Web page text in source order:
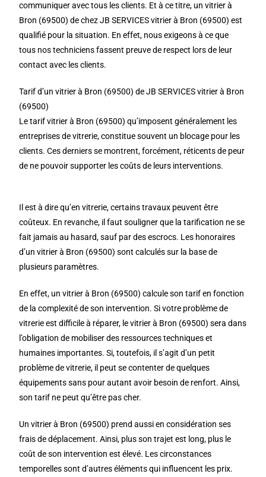
communiquer avec tous les clients. Et à ce titre, un vitrier à
Bron (69500) de chez JB SERVICES vitrier à Bron (69500) est
qualifié pour la situation. En effet, nous exigeons à ce que
tous nos techniciens fassent preuve de respect lors de leur
contact avec les clients.
Tarif d’un vitrier à Bron (69500) de JB SERVICES vitrier à Bron
(69500)
Le tarif vitrier à Bron (69500) qu’imposent généralement les
entreprises de vitrerie, constitue souvent un blocage pour les
clients. Ces derniers se montrent, forcément, réticents de peur
de ne pouvoir supporter les coûts de leurs interventions.
Il est à dire qu’en vitrerie, certains travaux peuvent être
coûteux. En revanche, il faut souligner que la tarification ne se
fait jamais au hasard, sauf par des escrocs. Les honoraires
d’un vitrier à Bron (69500) sont calculés sur la base de
plusieurs paramètres.
En effet, un vitrier à Bron (69500) calcule son tarif en fonction
de la complexité de son intervention. Si votre problème de
vitrerie est difficile à réparer, le vitrier à Bron (69500) sera dans
l’obligation de mobiliser des ressources techniques et
humaines importantes. Si, toutefois, il s’agit d’un petit
problème de vitrerie, il peut se contenter de quelques
équipements sans pour autant avoir besoin de renfort. Ainsi,
son tarif ne peut qu’être pas cher.
Un vitrier à Bron (69500) prend aussi en considération ses
frais de déplacement. Ainsi, plus son trajet est long, plus le
coût de son intervention est élevé. Les circonstances
temporelles sont d’autres éléments qui influencent les prix.